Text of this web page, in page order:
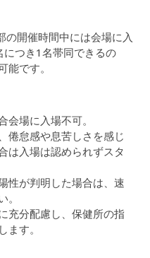
開催時間中には会場に入
つき1名帯同できるの
能です。
会場に入場不可。
倦怠感や息苦しさを感じ
は入場は認められずスタ
性が判明した場合は、速
充分配慮し、保健所の指
す。